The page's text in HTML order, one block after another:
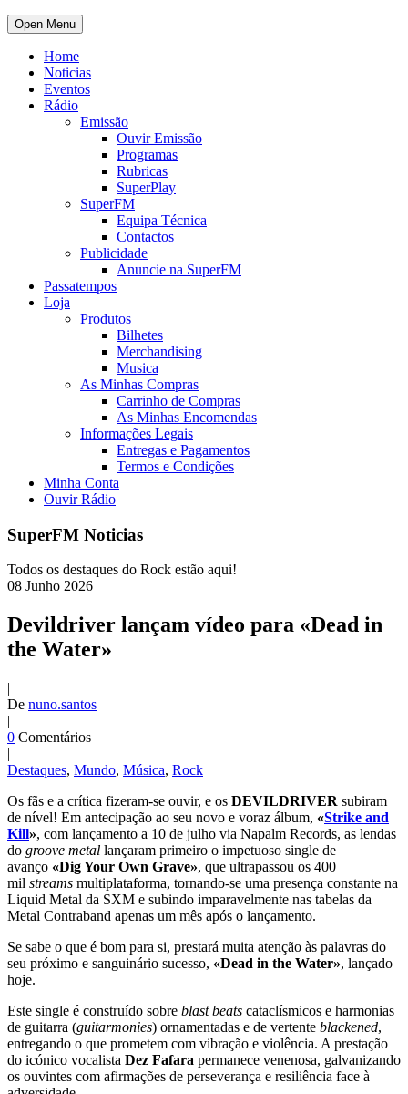
Open Menu
Home
Noticias
Eventos
Rádio
Emissão
Ouvir Emissão
Programas
Rubricas
SuperPlay
SuperFM
Equipa Técnica
Contactos
Publicidade
Anuncie na SuperFM
Passatempos
Loja
Produtos
Bilhetes
Merchandising
Musica
As Minhas Compras
Carrinho de Compras
As Minhas Encomendas
Informações Legais
Entregas e Pagamentos
Termos e Condições
Minha Conta
Ouvir Rádio
SuperFM Noticias
Todos os destaques do Rock estão aqui!
08 Junho 2026
Devildriver lançam vídeo para «Dead in
the Water»
|
De nuno.santos
|
0 Comentários
|
Destaques, Mundo, Música, Rock
Os fãs e a crítica fizeram-se ouvir, e os DEVILDRIVER subiram
de nível! Em antecipação ao seu novo e voraz álbum, «Strike and
Kill», com lançamento a 10 de julho via Napalm Records, as lendas
do groove metal lançaram primeiro o impetuoso single de
avanço «Dig Your Own Grave», que ultrapassou os 400
mil streams multiplataforma, tornando-se uma presença constante na
Liquid Metal da SXM e subindo imparavelmente nas tabelas da
Metal Contraband apenas um mês após o lançamento.
Se sabe o que é bom para si, prestará muita atenção às palavras do
seu próximo e sanguinário sucesso, «Dead in the Water», lançado
hoje.
Este single é construído sobre blast beats cataclísmicos e harmonias
de guitarra (guitarmonies) ornamentadas e de vertente blackened,
entregando o que prometem com vibração e violência. A prestação
do icónico vocalista Dez Fafara permanece venenosa, galvanizando
os ouvintes com afirmações de perseverança e resiliência face à